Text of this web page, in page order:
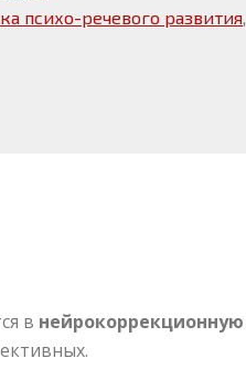
психо-речевого развития
в